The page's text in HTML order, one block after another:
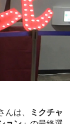
んは、
ミクチャ